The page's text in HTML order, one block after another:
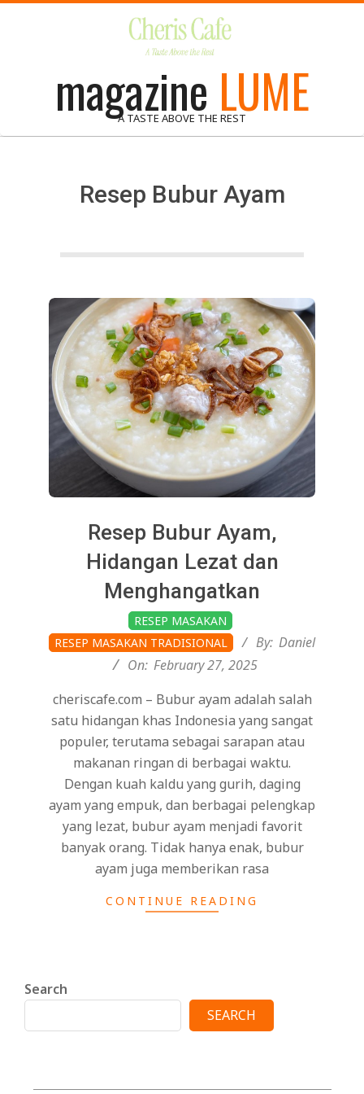
magazine LUME
A TASTE ABOVE THE REST
Resep Bubur Ayam
Resep Bubur Ayam,
Hidangan Lezat dan
Menghangatkan
02-
27
RESEP MASAKAN
RESEP MASAKAN TRADISIONAL
By: Daniel
On: February 27, 2025
cheriscafe.com – Bubur ayam adalah salah
satu hidangan khas Indonesia yang sangat
populer, terutama sebagai sarapan atau
makanan ringan di berbagai waktu.
Dengan kuah kaldu yang gurih, daging
ayam yang empuk, dan berbagai pelengkap
yang lezat, bubur ayam menjadi favorit
banyak orang. Tidak hanya enak, bubur
ayam juga memberikan rasa
CONTINUE READING
Search
SEARCH